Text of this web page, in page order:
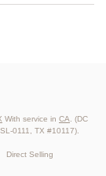
With service in CA . (DC
0111, TX #10117).
Direct Selling